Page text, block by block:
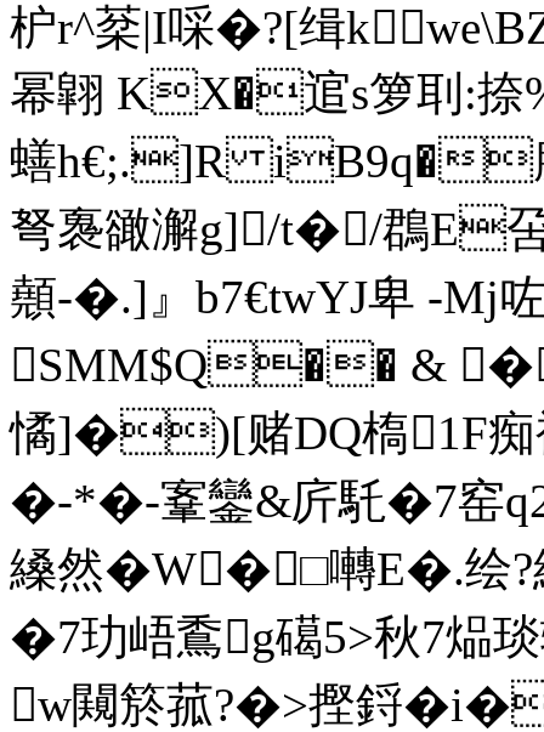
枦r^棻|I啋�?[缉kwe\BZ
幂翶 KX�逭s箩刵:捺
蟮h€;.]R iB9q�幐
弩褢豃澥g]/t�/鵘
顤-�.]』b7€twYJ卑 -Mj
SMM$Q�� &
憰]�)[赌DQ槗1F
�-*�-鞌鑾&庍馲�7窑
縔然�W�□囀E�.绘
�7玏峿穒g礍5>秋7煰
w闚箊菰?�>摼鋝�